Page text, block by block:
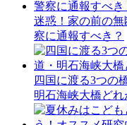
迷惑！家の前の
察に通報すべき？
四国に渡る3つの
明石海峡大橋ど